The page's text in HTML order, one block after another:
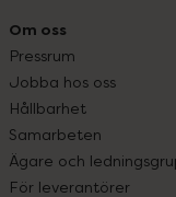
Om oss
Pressrum
Jobba hos oss
Hållbarhet
Samarbeten
Ägare och
För leverantörer